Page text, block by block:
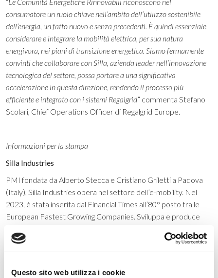
Questo sito web utilizza i cookie
consumatore un ruolo chiave nell’ambito dell’utilizzo sostenibile
dell’energia, un fatto nuovo e senza precedenti. È quindi essenziale
considerare e integrare la mobilità elettrica, per sua natura
energivora, nei piani di transizione energetica. Siamo fermamente
convinti che collaborare con Silla, azienda leader nell’innovazione
tecnologica del settore, possa portare a una significativa
accelerazione in questa direzione, rendendo il processo più
efficiente e integrato con i sistemi Regalgrid” commenta Stefano
Scolari, Chief Operations Officer di Regalgrid Europe.
Informazioni per la stampa
Silla Industries
PMI fondata da Alberto Stecca e Cristiano Griletti a Padova
(Italy), Silla Industries opera nel settore dell’e-mobility. Nel
2023, è stata inserita dal Financial Times all’80° posto tra le
European Fastest Growing Companies. Sviluppa e produce
elettrica e per la migliore gestione dell’energia sia per il
mercato consumer con i prodotti a marchio proprio, come